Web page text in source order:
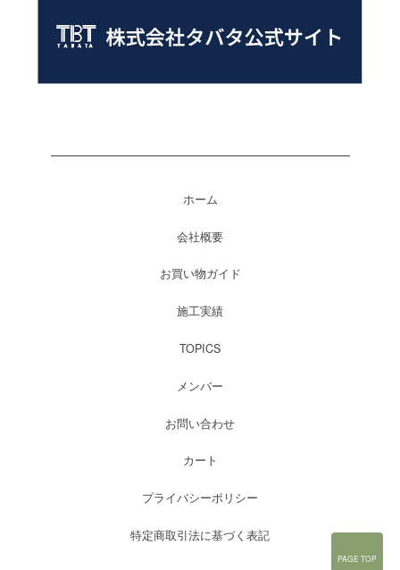
PAGE TOP
ホーム
会社概要
お買い物ガイド
施工実績
TOPICS
メンバー
お問い合わせ
カート
プライバシーポリシー
特定商取引法に基づく表記